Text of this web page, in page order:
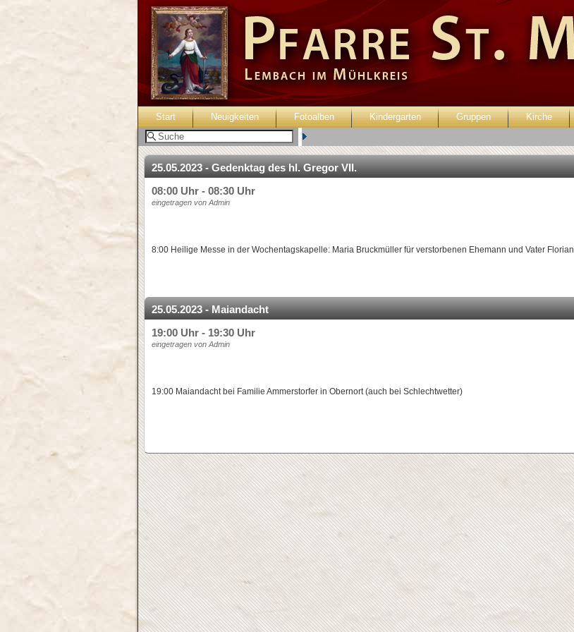
Start Neuigkeiten Fotoalben Kindergarten Gruppen Kirche
25.05.2023 - Gedenktag des hl. Gregor VII.
08:00 Uhr - 08:30 Uhr
eingetragen von Admin
8:00 Heilige Messe in der Wochentagskapelle: Maria Bruckmüller für verstorbenen Ehemann und Vater Florian
25.05.2023 - Maiandacht
19:00 Uhr - 19:30 Uhr
eingetragen von Admin
19:00 Maiandacht bei Familie Ammerstorfer in Obernort (auch bei Schlechtwetter)